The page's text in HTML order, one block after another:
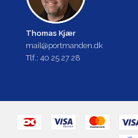
Thomas Kjær
mail@portmanden.dk
Tlf.: 40 25 27 28